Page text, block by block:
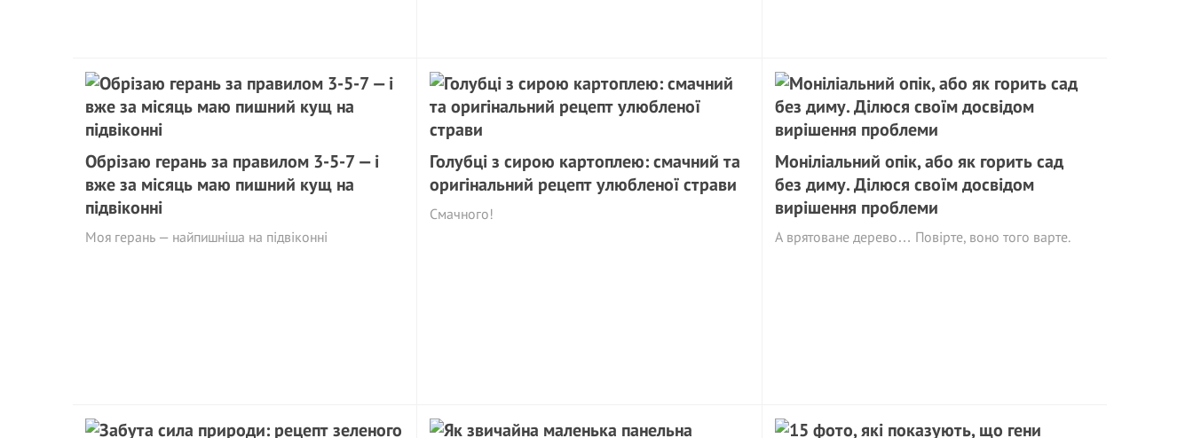
Обрізаю герань за правилом 3-5-7 — і
вже за місяць маю пишний кущ на
підвіконні
Моя герань — найпишніша на підвіконні
Голубці з сирою картоплею: смачний та
оригінальний рецепт улюбленої страви
Смачного!
Моніліальний опік, або як горить сад
без диму. Ділюся своїм досвідом
вирішення проблеми
А врятоване дерево… Повірте, воно того варте.